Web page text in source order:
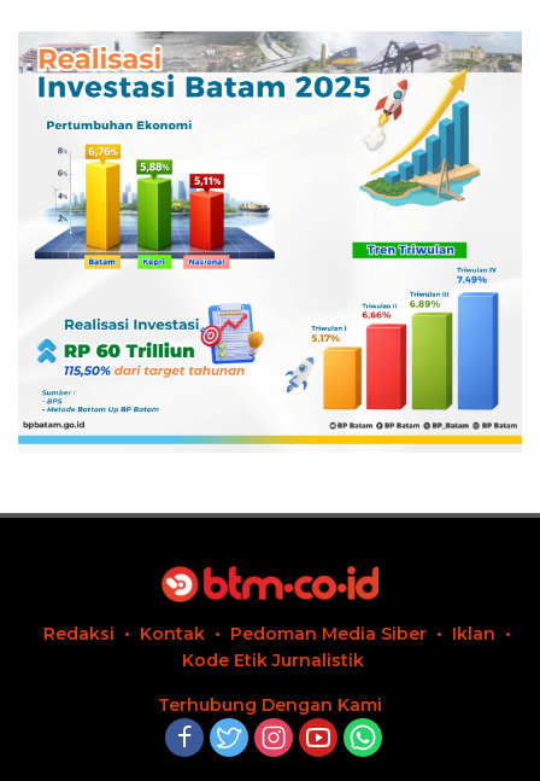
Redaksi Kontak Pedoman Media Siber
Iklan
Kode Etik Jurnalistik
Terhubung Dengan Kami